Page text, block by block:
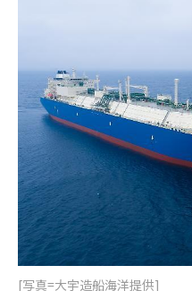
[写真=大宇造船海洋提供]